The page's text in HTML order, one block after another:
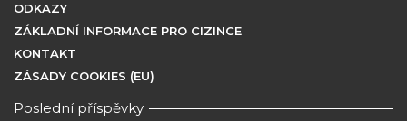
ODKAZY
ZÁKLADNÍ INFORMACE PRO CIZINCE
KONTAKT
ZÁSADY COOKIES (EU)
Poslední příspěvky